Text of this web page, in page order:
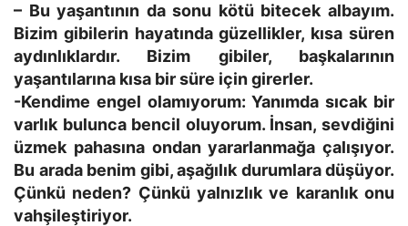
– Bu yaşantının da sonu kötü bitecek albayım.
Bizim gibilerin hayatında güzellikler, kısa süren
aydınlıklardır. Bizim gibiler, başkalarının
yaşantılarına kısa bir süre için girerler.
-Kendime engel olamıyorum: Yanımda sıcak bir
varlık bulunca bencil oluyorum. İnsan, sevdiğini
üzmek pahasına ondan yararlanmağa çalışıyor.
Bu arada benim gibi, aşağılık durumlara düşüyor.
Çünkü neden? Çünkü yalnızlık ve karanlık onu
vahşileştiriyor.